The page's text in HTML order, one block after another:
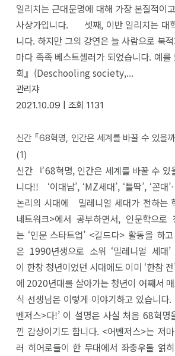
일리치는 근대문명에 대해 가장 본질적이
사상가입니다. 셋째, 이반 일리치는 대
니다. 하지만 그의 강연은 늘 사람으로 북
마다 족족 베스트셀러가 되었습니다. 예
회』(Deschooling society,...
관리쟈
2021.10.09 |
조회 1131
신간 『68혁명, 인간은 세계를 바꿀 수 있을
(1)
신간 『68혁명, 인간은 세계를 바꿀 수 있
니다!! ‘이대남’, ‘MZ세대’, ‘틀딱’, ‘꼰
논리의 시대에 밀레니얼 세대가 전하는
네트워크>에서 공부하면서, 인문학으
는 ‘인문 스타트업’ <길드다> 활동을 하
은 1990년생으로 소위 ‘밀레니얼 세대
이 한창 청년이었던 시대에도 이미 ‘한참
에 2020년대를 살아가는 청년이 어째서
식 선생님은 이렇게 이야기하고 있습니
벤저스>다!’ 이 설명은 사실 처음 68혁
낀 감상이기도 합니다. <어벤저스>는 저
러 히어로들이 한 무대에서 좌충우돌 얽